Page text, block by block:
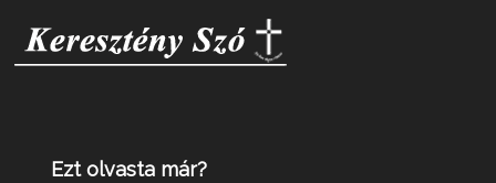
Ezt olvasta már?